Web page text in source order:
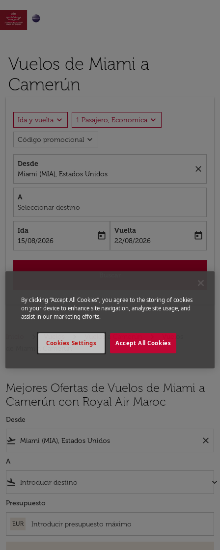

Vuelos de Miami a
Camerún
Ida y vuelta expand_more 1 Pasajero, Economica expand_more
Código promocional expand_more
Desde
Miami (MIA), Estados Unidos
close
A
Seleccionar destino
Ida
fc-booking-departure-date-aria-label
15/08/2026
today
Vuelta
fc-booking-return-date-aria-label
22/08/2026
today
Vuelos a Camerún
Vuelos
Mejores Ofertas de Vuelos de Miami a
Camerún con Royal Air Maroc
Desde
flight_takeoff close
A
flight_land keyboard_arrow_down
Presupuesto
EUR
By clicking “Accept All Cookies”, you agree to the storing of cookies
on your device to enhance site navigation, analyze site usage, and
assist in our marketing efforts.
Accept All Cookies
Cookies Settings